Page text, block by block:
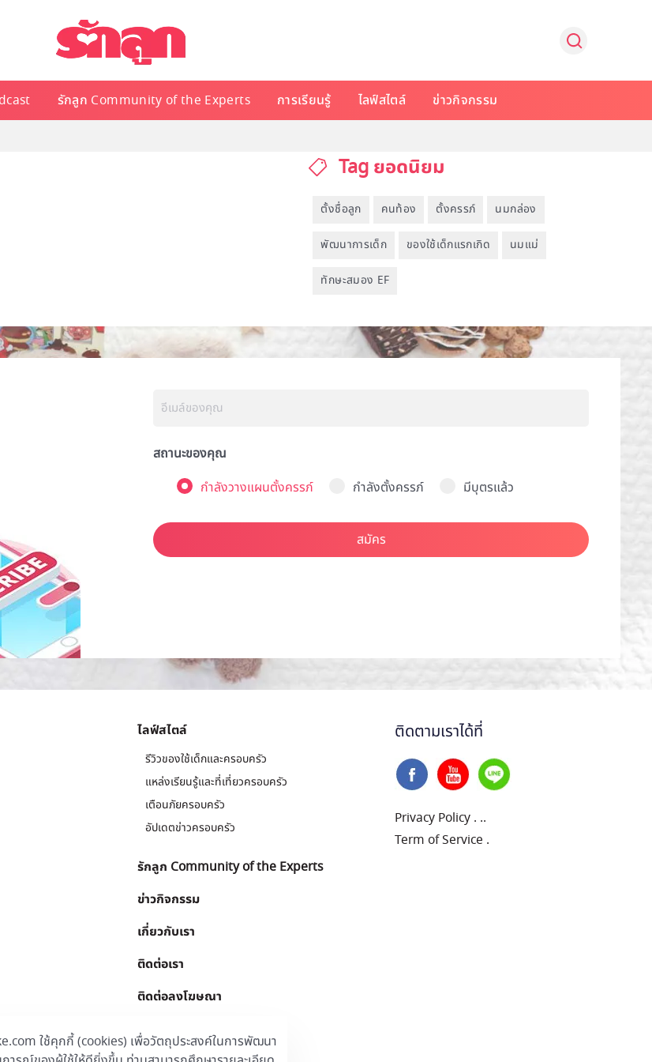
ใช้คุกกี้ (cookies) เพื่อวัตถุประสงค์ในการพัฒนา
รักลูก Community of the Experts การเรียนรู้ ไลฟ์สไตล์ ข่าวกิจกรรม
Tag ยอดนิยม
ตั้งชื่อลูก คนท้อง ตั้งครรภ์ นมกล่อง
พัฒนาการเด็ก ของใช้เด็กแรกเกิด นมแม่
ทักษะสมอง EF
สถานะของคุณ
กำลังวางแผนตั้งครรภ์
กำลังตั้งครรภ์ มีบุตรแล้ว
สมัคร
ไลฟ์สไตล์
รีวิวของใช้เด็กและครอบครัว
แหล่งเรียนรู้และที่เที่ยวครอบครัว
เตือนภัยครอบครัว
อัปเดตข่าวครอบครัว
รักลูก Community of the Experts
ข่าวกิจกรรม
เกี่ยวกับเรา
ติดต่อเรา
ติดต่อลงโฆษณา
ติดตามเราได้ที่
Privacy Policy . ..
Term of Service .